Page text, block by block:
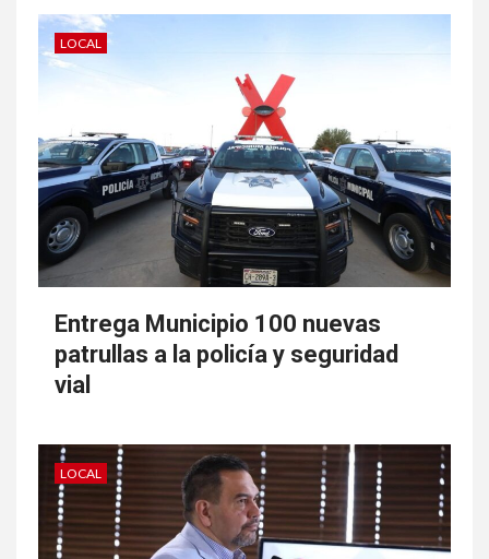
Vinculan a proceso a presunta
secuestradora
LOCAL
Entrega Municipio 100 nuevas
patrullas a la policía y seguridad
vial
LOCAL